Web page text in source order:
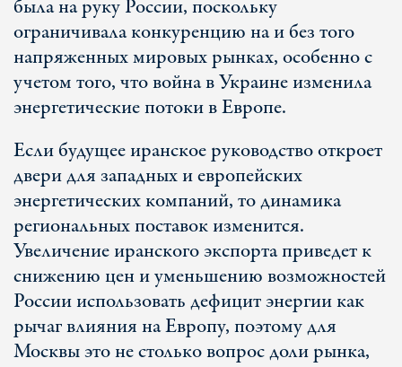
была на руку России, поскольку
ограничивала конкуренцию на и без того
напряженных мировых рынках, особенно с
учетом того, что война в Украине изменила
энергетические потоки в Европе.
Если будущее иранское руководство откроет
двери для западных и европейских
энергетических компаний, то динамика
региональных поставок изменится.
Увеличение иранского экспорта приведет к
снижению цен и уменьшению возможностей
России использовать дефицит энергии как
рычаг влияния на Европу, поэтому для
Москвы это не столько вопрос доли рынка,